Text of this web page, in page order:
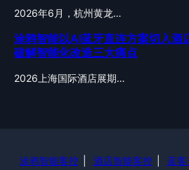
2026年6月，杭州黄龙…
涂鸦智能以AI蓝牙直连方案切入酒
破解智能化改造三大痛点
2026上海国际酒店展期…
涂鸦智能客控 酒店智能客控 蓝客